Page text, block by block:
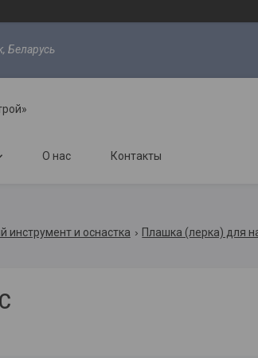
Беларусь
О нас Контакты
и оснастка Плашка (лерка) для